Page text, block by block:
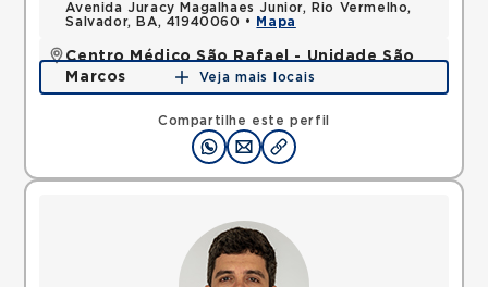
Compartilhe este perfil
Avenida Juracy Magalhaes Junior, Rio Vermelho,
Salvador, BA, 41940060 •
Mapa
Centro Médico São Rafael - Unidade São
Marcos
Rua Sao Rafael, Sao Marcos, Salvador, BA,
Mapa
Veja mais locais